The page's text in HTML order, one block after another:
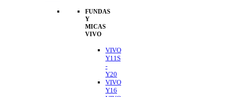
FUNDAS
Y
MICAS
VIVO
VIVO
Y11S
-
Y20
VIVO
Y16